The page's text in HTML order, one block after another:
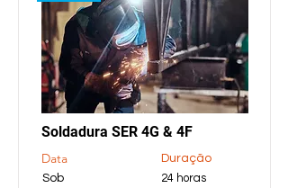
Soldadura SER 4G & 4F
Data
Sob
Duração
24 horas